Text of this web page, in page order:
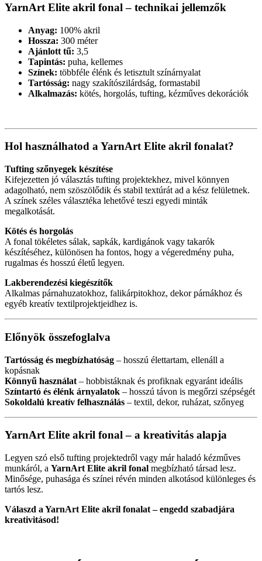
YarnArt Elite akril fonal – technikai jellemzők
Anyag: 100% akril
Hossza: 300 méter
Ajánlott tű: 3,5
Tapintás: puha, kellemes
Színek: többféle élénk és letisztult színárnyalat
Tartósság: nagy szakítószilárdság, formastabil
Alkalmazás: kötés, horgolás, tufting, kézműves dekorációk
Hol használhatod a YarnArt Elite akril fonalat?
Tufting szőnyegek készítése
Kifejezetten jó választás tufting projektekhez, mivel könnyen
adagolható, nem szöszölődik és stabil textúrát ad a kész felületnek.
A színek széles választéka lehetővé teszi egyedi minták
megalkotását.
Kötés és horgolás
A fonal tökéletes sálak, sapkák, kardigánok vagy takarók
készítéséhez, különösen ha fontos, hogy a végeredmény puha,
rugalmas és hosszú életű legyen.
Lakberendezési kiegészítők
Alkalmas párnahuzatokhoz, falikárpitokhoz, dekor párnákhoz és
egyéb kreatív textilprojektjeidhez is.
Előnyök összefoglalva
Tartósság és megbízhatóság – hosszú élettartam, ellenáll a
kopásnak
Könnyű használat – hobbistáknak és profiknak egyaránt ideális
Színtartó és élénk árnyalatok – hosszú távon is megőrzi szépségét
Sokoldalú kreatív felhasználás – textil, dekor, ruházat, szőnyeg
YarnArt Elite akril fonal – a kreativitás alapja
Legyen szó első tufting projektedről vagy már haladó kézműves
munkáról, a YarnArt Elite akril fonal megbízható társad lesz.
Minősége, puhasága és színei révén minden alkotásod különleges és
tartós lesz.
Válaszd a YarnArt Elite akril fonalat – engedd szabadjára
kreativitásod!